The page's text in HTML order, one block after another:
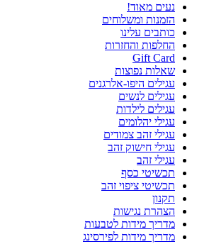
נעים מאוד!
הזמנות ומשלוחים
כותבים עלינו
החלפות והחזרות
Gift Card
שאלות נפוצות
עגילים היפו-אלרגנים
עגילים לנשים
עגילים לילדות
עגילי יהלומים
עגילי זהב צמודים
עגילי חישוק זהב
עגילי זהב
תכשיטי כסף
תכשיטי ציפוי זהב
תקנון
הצהרת נגישות
מדריך מידות לטבעות
מדריך מידות לפירסינג